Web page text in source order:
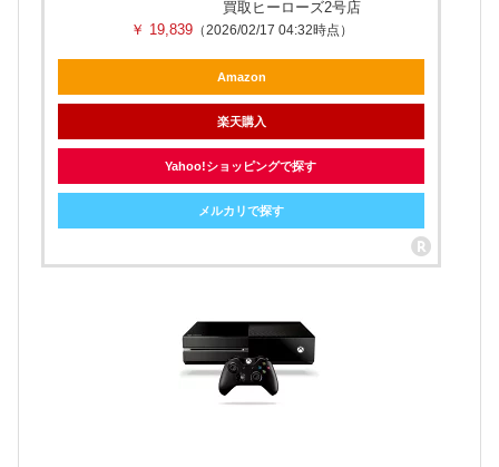
買取ヒーローズ2号店
￥ 19,839（2026/02/17 04:32時点）
Amazon
楽天購入
Yahoo!ショッピングで探す
メルカリで探す